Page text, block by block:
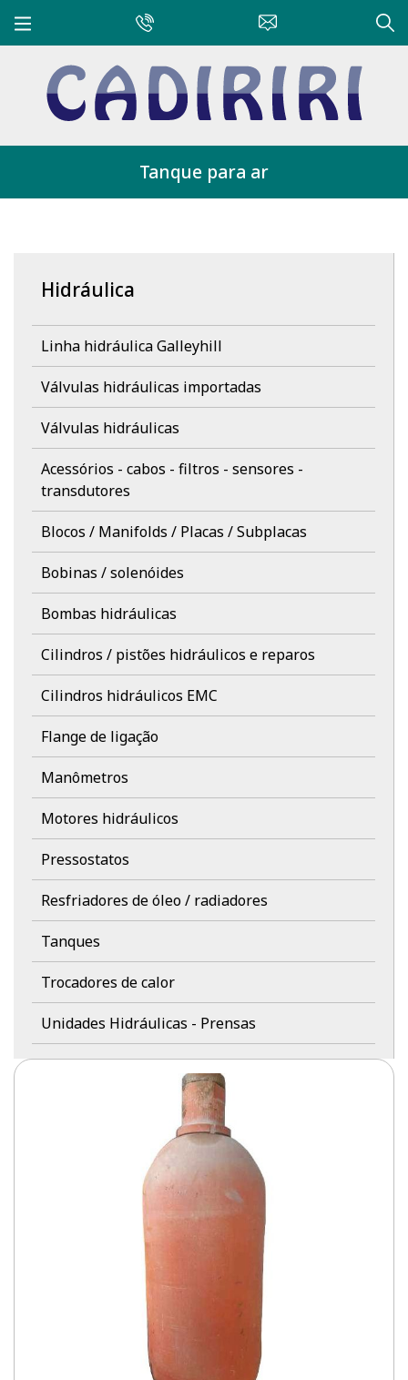
Tanque para ar
Hidráulica
Linha hidráulica Galleyhill
Válvulas hidráulicas importadas
Válvulas hidráulicas
Acessórios - cabos - filtros - sensores -
transdutores
Blocos / Manifolds / Placas / Subplacas
Bobinas / solenóides
Bombas hidráulicas
Cilindros / pistões hidráulicos e reparos
Cilindros hidráulicos EMC
Flange de ligação
Manômetros
Motores hidráulicos
Pressostatos
Resfriadores de óleo / radiadores
Tanques
Trocadores de calor
Unidades Hidráulicas - Prensas